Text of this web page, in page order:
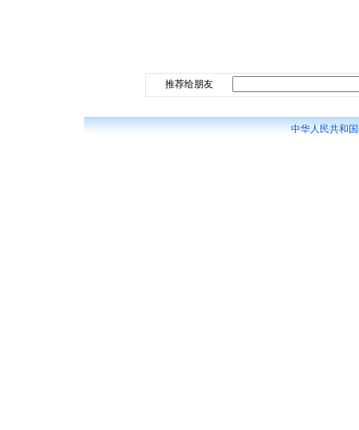
推荐给朋友
中华人民共和